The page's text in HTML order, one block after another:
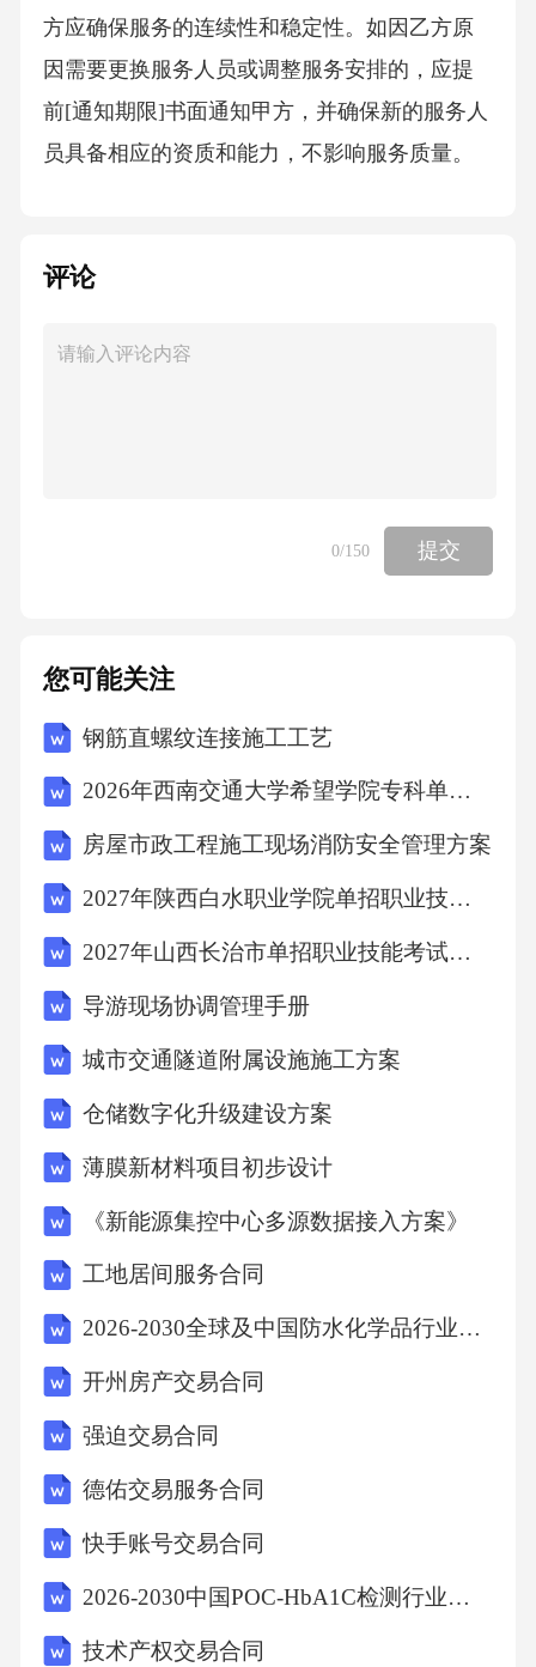
方应确保服务的连续性和稳定性。如因乙方原
因需要更换服务人员或调整服务安排的，应提
前[通知期限]书面通知甲方，并确保新的服务人
员具备相应的资质和能力，不影响服务质量。
细、准确，包括巡查时间、巡查区域、发现问
及时处理，如无法当场处理的，应在[处理期限]
清洁卫生，无明显垃圾、杂物、污渍，垃圾桶
应及时清理，无满溢现象。绿化景观应定期修
管理有序，登记信息完整、准确，对可疑人员
和车辆进行有效盘查。物业区域内无重大治安
事件发生，对突发事件能够及时响应并采取有
身和财产安全。4.设施设备维护标准设施设备应
保持正常运行状态，乙方应按照相关操作规程
进行日常保养和简单维修，确保设施设备的使
用寿命和性能。建立设施设备维护档案，记录
于查询和管理。六、违约责任1.甲方违约责任若
甲方未按照本合同约定按时支付服务费用，每
逾期一日，应按照未支付金额的[逾期违约金比
例]向乙方支付逾期违约金。逾期超过[逾期期
限]日的，乙方有权暂停服务，并要求甲方支付
已产生的服务费用及逾期违约金。若甲方违反
本合同约定，导致乙方无法正常开展服务工作
或给乙方造成损失的，甲方应承担相应的赔偿
及服务质量标准提供服务，甲方有权要求乙方
限期整改。如乙方在规定期限内未完成整改或
整改后仍不符合服务质量标准的，甲方有权扣
除当月服务费用的[违约扣除比例]作为违约金。
如因乙方服务质量问题给甲方或物业使用人造
成损失的，乙方应承担赔偿责任。若乙方擅自
评论
0/150 提交
您可能关注
钢筋直螺纹连接施工工艺
2026年西南交通大学希望学院专科单招综合素质考试模拟试卷审定版附答案详解
房屋市政工程施工现场消防安全管理方案
2027年陕西白水职业学院单招职业技能考试题库含答案详解（研优卷）
2027年山西长治市单招职业技能考试模拟试卷及答案详解（夺冠）
导游现场协调管理手册
城市交通隧道附属设施施工方案
仓储数字化升级建设方案
薄膜新材料项目初步设计
《新能源集控中心多源数据接入方案》
工地居间服务合同
2026-2030全球及中国防水化学品行业项目战略规划及发展态势展望研究报告
开州房产交易合同
强迫交易合同
德佑交易服务合同
快手账号交易合同
2026-2030中国POC-HbA1C检测行业市场发展趋势与前景展望战略分析研究报告
技术产权交易合同